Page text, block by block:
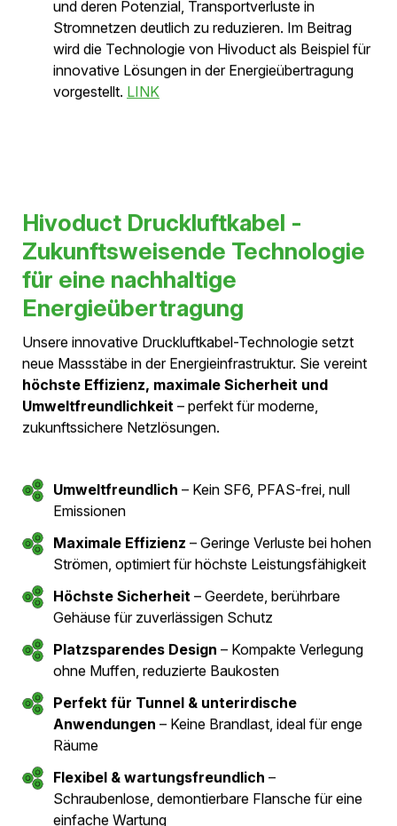
die Funktionsweise und die Besonderheiten von
Druckluftkabeln gibt.LINK
Swissgrid Blog– Oktober 2025
Swissgrid berichtet über das gemeinsame
Cableizer-Blogbeitrag– Januar 2025
Der Blog von Cableizer behandelt die
Pilotinstallation von Druckluftkabeln (Compressed
Air Cables) durch Hivoduct in einem Versorgungs-
und Servicetunnel unter einem Autobahntunnel.
technische Durchführung, die begleitenden
Prüfungen und die Bedeutung für die
Hochspannungs-Technologie.LINK
Baublatt-Artikel– Oktober 2024
Stromnetzen deutlich zu reduzieren. Im Beitrag
wird die Technologie von Hivoduct als Beispiel für
innovative Lösungen in der Energieübertragung
vorgestellt.LINK
Hivoduct Druckluftkabel -
Zukunftsweisende Technologie
für eine nachhaltige
Energieübertragung
Unsere innovative Druckluftkabel-Technologie setzt